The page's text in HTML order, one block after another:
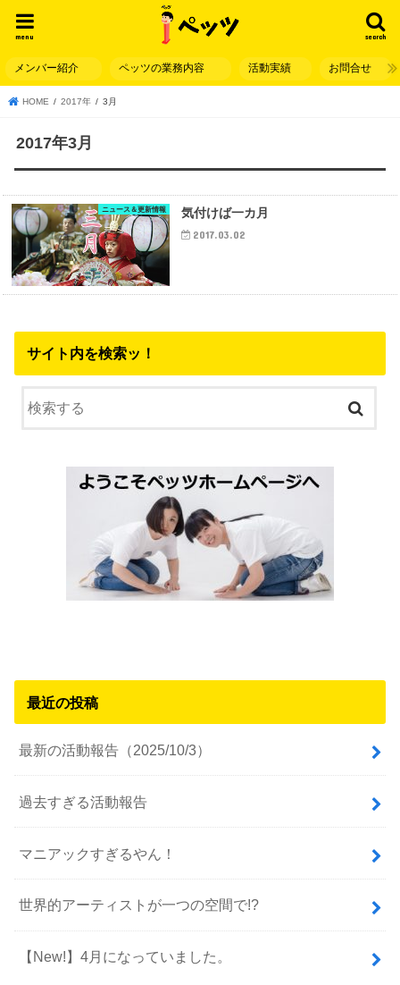
search
menu
メンバー紹介 ペッツの業務内容 活動実績 お問合せ
HOME 2017年 3月
2017年3月
ニュース＆更新情報 気付けば一カ月
2017.03.02
サイト内を検索ッ！
最近の投稿
最新の活動報告（2025/10/3）
過去すぎる活動報告
マニアックすぎるやん！
世界的アーティストが一つの空間で!?
【New!】4月になっていました。